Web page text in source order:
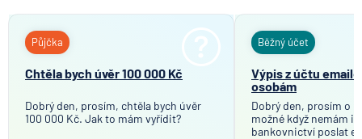
NN Penzijní společnost
NN Životná poisťovňa
Oberbank AG
PPF banka
Raiffeisen stavební spořitelna
Raiffeisenbank
Půjčka
Chtěla bych úvěr 100 000 Kč
Dobrý den, prosím, chtěla bych úvěr
100 000 Kč. Jak to mám vyřídit?
Běžný účet
Výpis z účtu
osobám
Dobrý den, prosím o
možné když nemám
bankovnictví poslat